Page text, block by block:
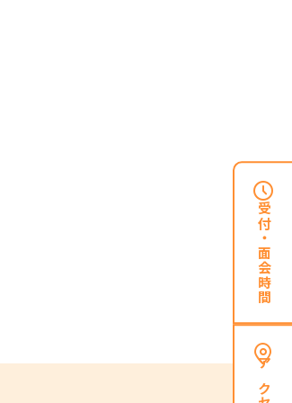
受付・面会時間